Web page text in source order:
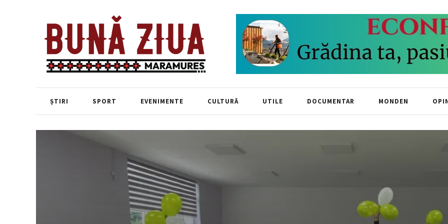
ȘTIRI SPORT EVENIMENTE CULTURĂ UTILE DOCUMENTAR MONDEN